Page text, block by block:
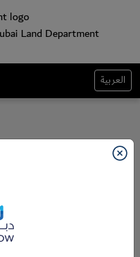
العربية